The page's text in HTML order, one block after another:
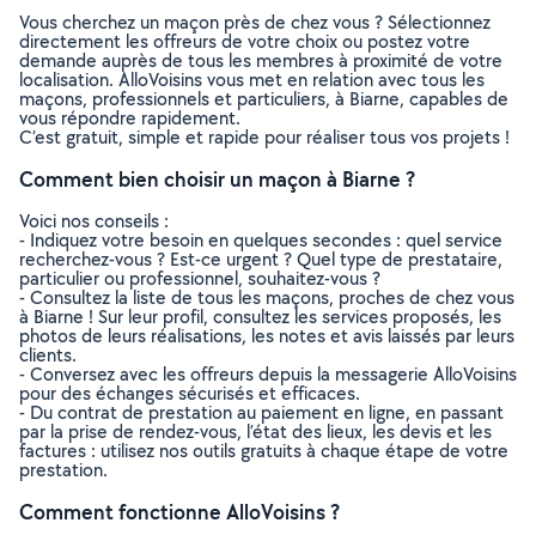
Vous cherchez un maçon près de chez vous ? Sélectionnez
directement les offreurs de votre choix ou postez votre
demande auprès de tous les membres à proximité de votre
localisation. AlloVoisins vous met en relation avec tous les
maçons, professionnels et particuliers, à Biarne, capables de
vous répondre rapidement.
C’est gratuit, simple et rapide pour réaliser tous vos projets !
Comment bien choisir un maçon à Biarne ?
Voici nos conseils :
- Indiquez votre besoin en quelques secondes : quel service
recherchez-vous ? Est-ce urgent ? Quel type de prestataire,
particulier ou professionnel, souhaitez-vous ?
- Consultez la liste de tous les maçons, proches de chez vous
à Biarne ! Sur leur profil, consultez les services proposés, les
photos de leurs réalisations, les notes et avis laissés par leurs
clients.
- Conversez avec les offreurs depuis la messagerie AlloVoisins
pour des échanges sécurisés et efficaces.
- Du contrat de prestation au paiement en ligne, en passant
par la prise de rendez-vous, l’état des lieux, les devis et les
factures : utilisez nos outils gratuits à chaque étape de votre
prestation.
Comment fonctionne AlloVoisins ?